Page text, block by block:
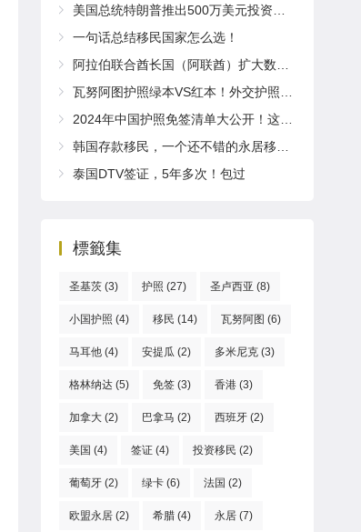
美国总统特朗普推出500万美元投资移民“金卡”计划，拿绿卡，获得公民身份，计划取代EB-5！
一句话总结移民国家怎么选！
阿拉伯联合酋长国（阿联酋）扩大数字内容创作者黄金签证项目
瓦努阿图护照绿本VS红本！外交护照了解一下～
2024年中国护照免签清单大公开！这些国家说走就走！
韩国存款移民，一个还不错的永居移民项目！
泰国DTV签证，5年多次！包过
標籤集
圣基茨 (3) 护照 (27) 圣卢西亚 (8)
小国护照 (4) 移民 (14) 瓦努阿图 (6)
马耳他 (4) 安提瓜 (2) 多米尼克 (3)
格林纳达 (5) 免签 (3) 香港 (3)
加拿大 (2) 巴拿马 (2) 西班牙 (2)
美国 (4) 签证 (4) 投资移民 (2)
葡萄牙 (2) 绿卡 (6) 法国 (2)
欧盟永居 (2) 希腊 (4) 永居 (7)